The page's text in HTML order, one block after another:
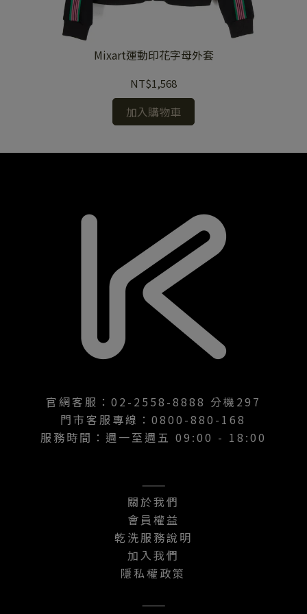
Mixart運動印花字母外套
NT$1,568
加入購物車
官網客服：02-2558-8888 分機297
門市客服專線：0800-880-168
服務時間：週一至週五 09:00 - 18:00
———
關於我們
會員權益
乾洗服務說明
加入我們
隱私權政策
———